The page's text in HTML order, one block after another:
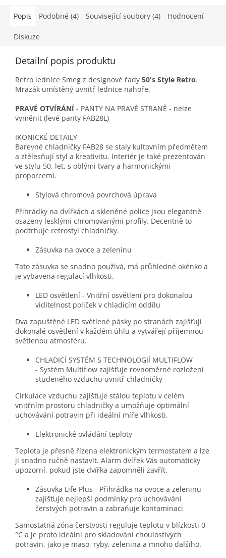
Popis Podobné (4) Související soubory (4) Hodnocení
Diskuze
Detailní popis produktu
Retro lednice Smeg z designové řady 50's Style Retro.
Mrazák umístěný uvnitř lednice nahoře.
PRAVÉ OTVÍRÁNÍ - PANTY NA PRAVÉ STRANĚ - nelze
vyměnit (levé panty FAB28L)
IKONICKÉ DETAILY
Barevné chladničky FAB28 se staly kultovním předmětem
a ztělesňují styl a kreativitu. Interiér je také prezentován
ve stylu 50. let, s oblými tvary a harmonickými
proporcemi.
Stylová chromová povrchová úprava
Přihrádky na dvířkách a skleněné police jsou elegantně
osazeny lesklými chromovanými profily. Decentně to
podtrhuje retrostyl chladničky.
Zásuvka na ovoce a zeleninu
Tato zásuvka se snadno používá, má průhledné okénko a
je vybavena regulací vlhkosti.
LED osvětlení - Vnitřní osvětlení pro dokonalou
viditelnost poliček v chladicím oddílu
Dva zapuštěné LED světlené pásky po stranách zajišťují
dokonalé osvětlení v každém úhlu a vytvářejí příjemnou
světlenou atmosféru.
CHLADICÍ SYSTÉM S TECHNOLOGIÍ MULTIFLOW
- Systém Multiflow zajišťuje rovnoměrné rozložení
studeného vzduchu uvnitř chladničky
Cirkulace vzduchu zajišťuje stálou teplotu v celém
vnitřním prostoru chladničky a umožňuje optimální
uchovávání potravin při ideální míře vlhkosti.
Elektronické ovládání teploty
Teplota je přesně řízena elektronickým termostatem a lze
ji snadno ručně nastavit. Alarm dvířek Vás automaticky
upozorní, pokud jste dvířka zapomněli zavřít.
Zásuvka Life Plus - Přihrádka na ovoce a zeleninu
zajišťuje nejlepší podmínky pro uchovávání
čerstvých potravin a zabraňuje kontaminaci
Samostatná zóna čerstvosti reguluje teplotu v blízkosti 0
°C a je proto ideální pro skladování choulostivých
potravin, jako je maso, ryby, zelenina a mnoho dalšího.